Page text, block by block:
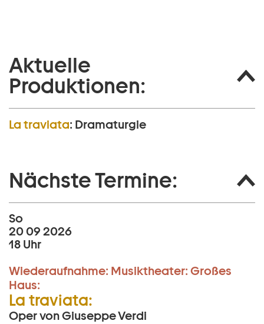
Aktuelle
Produktionen:
La traviata: Dramaturgie
Nächste Termine:
So
20 09 2026
18 Uhr
Wiederaufnahme: Musiktheater: Großes
Haus:
La traviata:
Oper von Giuseppe Verdi